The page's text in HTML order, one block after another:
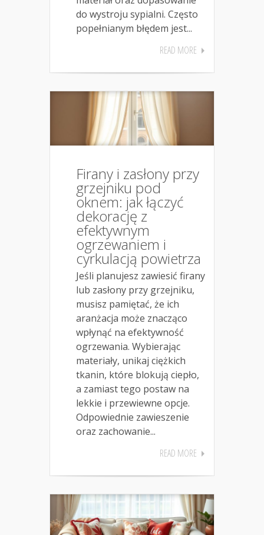
do wystroju sypialni. Często
popełnianym błędem jest...
READ MORE
Firany i zasłony przy
grzejniku pod
oknem: jak łączyć
dekorację z
efektywnym
ogrzewaniem i
cyrkulacją powietrza
Jeśli planujesz zawiesić firany
lub zasłony przy grzejniku,
musisz pamiętać, że ich
aranżacja może znacząco
wpłynąć na efektywność
ogrzewania. Wybierając
materiały, unikaj ciężkich
tkanin, które blokują ciepło,
a zamiast tego postaw na
lekkie i przewiewne opcje.
Odpowiednie zawieszenie
oraz zachowanie...
READ MORE